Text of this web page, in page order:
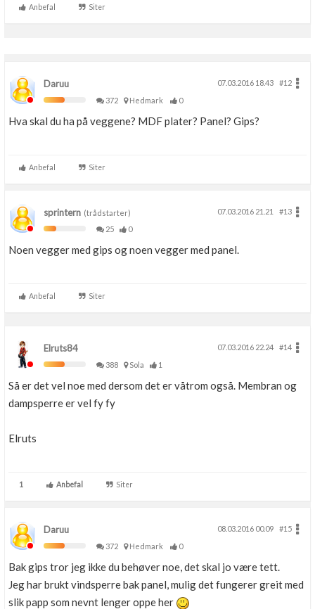
Anbefal Siter
Daruu 07.03.2016 18.43
#12
372
Hedmark 0
Hva skal du ha på veggene? MDF plater? Panel? Gips?
Anbefal Siter
sprintern (trådstarter) 07.03.2016 21.21
#13
25
0
Noen vegger med gips og noen vegger med panel.
Anbefal Siter
Elruts84 07.03.2016 22.24
#14
388
Sola 1
Så er det vel noe med dersom det er våtrom også. Membran og
dampsperre er vel fy fy
Elruts
1 Anbefal Siter
Daruu 08.03.2016 00.09
#15
372
Hedmark 0
Bak gips tror jeg ikke du behøver noe, det skal jo være tett.
Jeg har brukt vindsperre bak panel, mulig det fungerer greit med
slik papp som nevnt lenger oppe her